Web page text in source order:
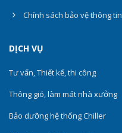
Chính sách bảo vệ thông tin
DỊCH VỤ
Tư vấn, Thiết kế, thi công
Thông gió, làm mát nhà xưởng
Bảo dưỡng hệ thống Chiller